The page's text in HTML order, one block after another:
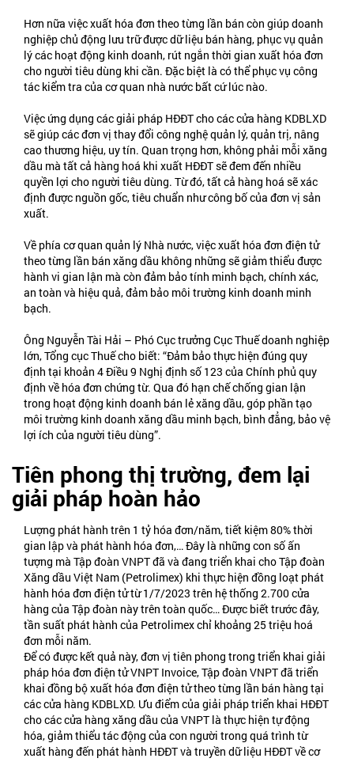
Hơn nữa việc xuất hóa đơn theo từng lần bán còn giúp doanh
nghiệp chủ động lưu trữ được dữ liệu bán hàng, phục vụ quản
lý các hoạt động kinh doanh, rút ngắn thời gian xuất hóa đơn
cho người tiêu dùng khi cần. Đặc biệt là có thể phục vụ công
tác kiểm tra của cơ quan nhà nước bất cứ lúc nào.
Việc ứng dụng các giải pháp HĐĐT cho các cửa hàng KDBLXD
sẽ giúp các đơn vị thay đổi công nghệ quản lý, quản trị, nâng
cao thương hiệu, uy tín. Quan trọng hơn, không phải mỗi xăng
dầu mà tất cả hàng hoá khi xuất HĐĐT sẽ đem đến nhiều
quyền lợi cho người tiêu dùng. Từ đó, tất cả hàng hoá sẽ xác
định được nguồn gốc, tiêu chuẩn như công bố của đơn vị sản
xuất.
Về phía cơ quan quản lý Nhà nước, việc xuất hóa đơn điện tử
theo từng lần bán xăng dầu không những sẽ giảm thiểu được
hành vi gian lận mà còn đảm bảo tính minh bạch, chính xác,
an toàn và hiệu quả, đảm bảo môi trường kinh doanh minh
bạch.
Ông Nguyễn Tài Hải – Phó Cục trưởng Cục Thuế doanh nghiệp
lớn, Tổng cục Thuế cho biết: “Đảm bảo thực hiện đúng quy
định tại khoản 4 Điều 9 Nghị định số 123 của Chính phủ quy
định về hóa đơn chứng từ. Qua đó hạn chế chống gian lận
trong hoạt động kinh doanh bán lẻ xăng dầu, góp phần tạo
môi trường kinh doanh xăng dầu minh bạch, bình đẳng, bảo vệ
lợi ích của người tiêu dùng”.
Tiên phong thị trường, đem lại
giải pháp hoàn hảo
Lượng phát hành trên 1 tỷ hóa đơn/năm, tiết kiệm 80% thời
gian lập và phát hành hóa đơn,… Đây là những con số ấn
tượng mà Tập đoàn VNPT đã và đang triển khai cho Tập đoàn
Xăng dầu Việt Nam (Petrolimex) khi thực hiện đồng loạt phát
hành hóa đơn điện tử từ 1/7/2023 trên hệ thống 2.700 cửa
hàng của Tập đoàn này trên toàn quốc… Được biết trước đây,
tần suất phát hành của Petrolimex chỉ khoảng 25 triệu hoá
đơn mỗi năm.
Để có được kết quả này, đơn vị tiên phong trong triển khai giải
pháp hóa đơn điện tử VNPT Invoice, Tập đoàn VNPT đã triển
khai đồng bộ xuất hóa đơn điện tử theo từng lần bán hàng tại
các cửa hàng KDBLXD. Ưu điểm của giải pháp triển khai HĐĐT
cho các cửa hàng xăng dầu của VNPT là thực hiện tự động
hóa, giảm thiểu tác động của con người trong quá trình từ
xuất hàng đến phát hành HĐĐT và truyền dữ liệu HĐĐT về cơ